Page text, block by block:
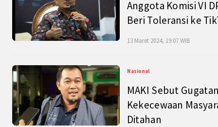
Anggota Komisi VI
Beri Toleransi ke
13 Maret 2024, 19:07 WIB
Nasional
MAKI Sebut
Kekecewaan
Ditahan